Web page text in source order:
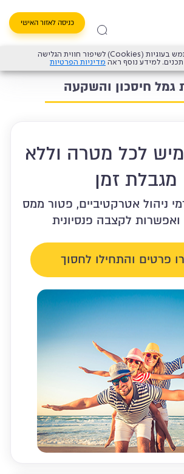
כניסה לאזור האישי
אתר זה משתמש בעוגיות (Cookies) לשיפור חווית הגלישה
למידע נוסף ראה מדיניות הפרטיות
והשקעה
גמל חיסכון והשקעה
לכל מטרה וללא
מגבלת זמן
ניהול אטרקטיביים, פטור ממס
לקצבה פנסיונית
פרטים והתחילו לחסוך